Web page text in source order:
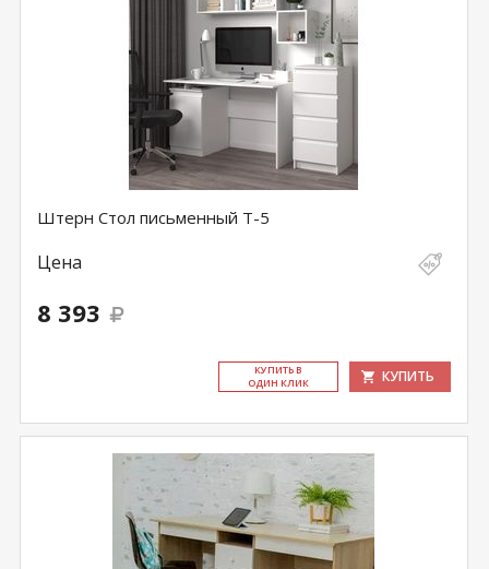
Штерн Стол письменный Т-5
Цена
8 393
КУ­ПИТЬ В
ОДИН КЛИК
КУПИТЬ